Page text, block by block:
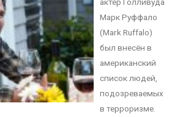
Марк Руффало
(Mark Ruffalo)
был внесён в
американский
список людей,
подозреваемых
в терроризме.